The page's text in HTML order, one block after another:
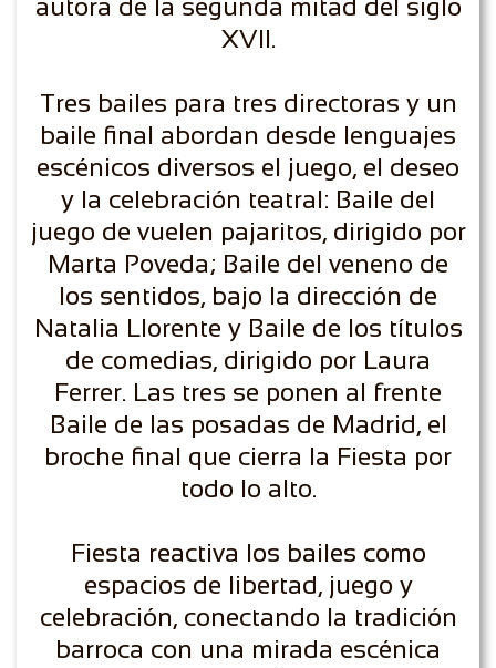
autora de la segunda mitad del siglo
XVII.
Tres bailes para tres directoras y un
baile final abordan desde lenguajes
escénicos diversos el juego, el deseo
y la celebración teatral: Baile del
juego de vuelen pajaritos, dirigido por
Marta Poveda; Baile del veneno de
los sentidos, bajo la dirección de
Natalia Llorente y Baile de los títulos
de comedias, dirigido por Laura
Ferrer. Las tres se ponen al frente
Baile de las posadas de Madrid, el
broche final que cierra la Fiesta por
todo lo alto.
Fiesta reactiva los bailes como
espacios de libertad, juego y
celebración, conectando la tradición
barroca con una mirada escénica